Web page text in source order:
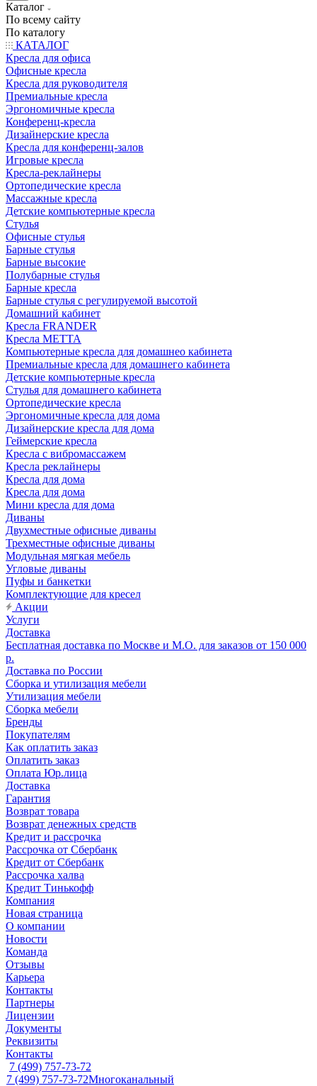
Каталог
По всему сайту
По каталогу
КАТАЛОГ
Кресла для офиса
Офисные кресла
Кресла для руководителя
Премиальные кресла
Эргономичные кресла
Конференц-кресла
Дизайнерские кресла
Кресла для конференц-залов
Игровые кресла
Кресла-реклайнеры
Ортопедические кресла
Массажные кресла
Детские компьютерные кресла
Стулья
Офисные стулья
Барные стулья
Барные высокие
Полубарные стулья
Барные кресла
Барные стулья с регулируемой высотой
Домашний кабинет
Кресла FRANDER
Кресла METTA
Компьютерные кресла для домашнео кабинета
Премиальные кресла для домашнего кабинета
Детские компьютерные кресла
Стулья для домашнего кабинета
Ортопедические кресла
Эргономичные кресла для дома
Дизайнерские кресла для дома
Геймерские кресла
Кресла с вибромассажем
Кресла реклайнеры
Кресла для дома
Кресла для дома
Мини кресла для дома
Диваны
Двухместные офисные диваны
Трехместные офисные диваны
Модульная мягкая мебель
Угловые диваны
Пуфы и банкетки
Комплектующие для кресел
Акции
Услуги
Доставка
Бесплатная доставка по Москве и М.О. для заказов от 150 000
р.
Доставка по России
Сборка и утилизация мебели
Утилизация мебели
Сборка мебели
Бренды
Покупателям
Как оплатить заказ
Оплатить заказ
Оплата Юр.лица
Доставка
Гарантия
Возврат товара
Возврат денежных средств
Кредит и рассрочка
Рассрочка от Сбербанк
Кредит от Сбербанк
Рассрочка халва
Кредит Тинькофф
Компания
Новая страница
О компании
Новости
Команда
Отзывы
Карьера
Контакты
Партнеры
Лицензии
Документы
Реквизиты
Контакты
7 (499) 757-73-72
7 (499) 757-73-72Многоканальный